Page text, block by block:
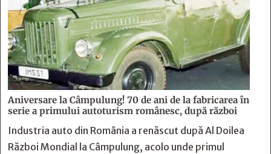
Aniversare la Câmpulung! 70 de ani de la fabricarea în
serie a primului autoturism românesc, după război
Industria auto din România a renăscut după Al Doilea
Război Mondial la Câmpulung, acolo unde primul